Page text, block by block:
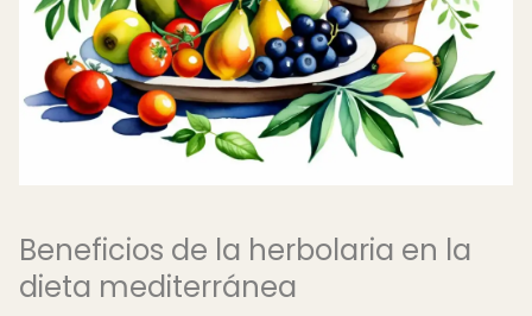
Beneficios de la herbolaria en la
dieta mediterránea